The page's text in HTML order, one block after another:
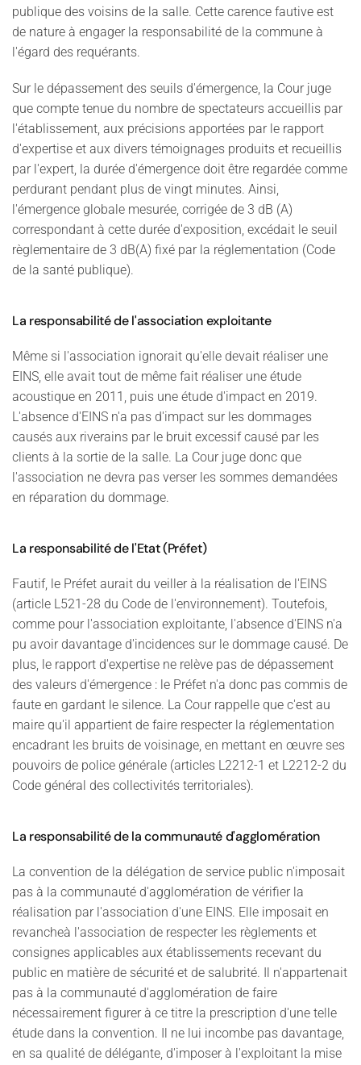
publique des voisins de la salle. Cette carence fautive est
de nature à engager la responsabilité de la commune à
l'égard des requérants.
Sur le dépassement des seuils d'émergence, la Cour juge
que compte tenue du nombre de spectateurs accueillis par
l'établissement, aux précisions apportées par le rapport
d'expertise et aux divers témoignages produits et recueillis
par l'expert, la durée d'émergence doit être regardée comme
perdurant pendant plus de vingt minutes. Ainsi,
l'émergence globale mesurée, corrigée de 3 dB (A)
correspondant à cette durée d'exposition, excédait le seuil
règlementaire de 3 dB(A) fixé par la réglementation (Code
de la santé publique).
La responsabilité de l'association exploitante
Même si l'association ignorait qu'elle devait réaliser une
EINS, elle avait tout de même fait réaliser une étude
acoustique en 2011, puis une étude d'impact en 2019.
L'absence d'EINS n'a pas d'impact sur les dommages
causés aux riverains par le bruit excessif causé par les
clients à la sortie de la salle. La Cour juge donc que
l'association ne devra pas verser les sommes demandées
en réparation du dommage.
La responsabilité de l'Etat (Préfet)
Fautif, le Préfet aurait du veiller à la réalisation de l'EINS
(article L521-28 du Code de l'environnement). Toutefois,
comme pour l'association exploitante, l'absence d'EINS n'a
pu avoir davantage d'incidences sur le dommage causé. De
plus, le rapport d'expertise ne relève pas de dépassement
des valeurs d'émergence : le Préfet n'a donc pas commis de
faute en gardant le silence. La Cour rappelle que c'est au
maire qu'il appartient de faire respecter la réglementation
encadrant les bruits de voisinage, en mettant en œuvre ses
pouvoirs de police générale (articles L2212-1 et L2212-2 du
Code général des collectivités territoriales).
La responsabilité de la communauté d'agglomération
La convention de la délégation de service public n'imposait
pas à la communauté d'agglomération de vérifier la
réalisation par l'association d'une EINS. Elle imposait en
revancheà l'association de respecter les règlements et
consignes applicables aux établissements recevant du
public en matière de sécurité et de salubrité. Il n'appartenait
pas à la communauté d'agglomération de faire
nécessairement figurer à ce titre la prescription d'une telle
étude dans la convention. Il ne lui incombe pas davantage,
en sa qualité de délégante, d'imposer à l'exploitant la mise